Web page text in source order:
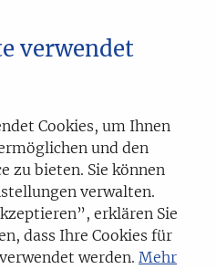
RALLYE
11. Lions
begleitet
verwendet
Cookies, um Ihnen
und den
zu bieten. Sie können
verwalten.
erklären Sie
dass Ihre Cookies für
werden. Mehr